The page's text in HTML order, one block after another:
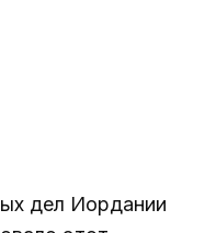
дел Иордании